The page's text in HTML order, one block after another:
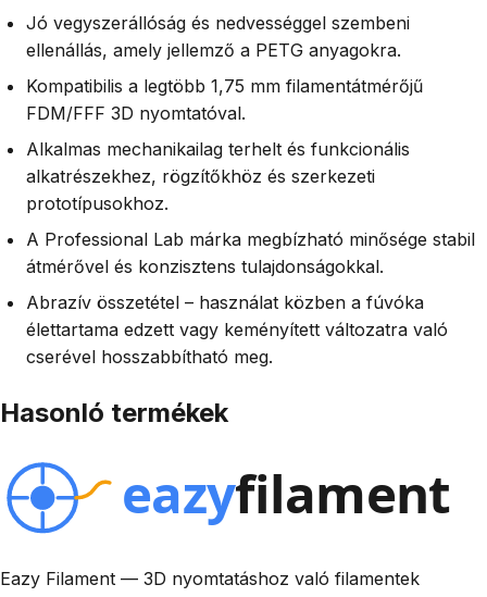
Jó vegyszerállóság és nedvességgel szembeni
ellenállás, amely jellemző a PETG anyagokra.
Kompatibilis a legtöbb 1,75 mm filamentátmérőjű
FDM/FFF 3D nyomtatóval.
Alkalmas mechanikailag terhelt és funkcionális
alkatrészekhez, rögzítőkhöz és szerkezeti
prototípusokhoz.
A Professional Lab márka megbízható minősége stabil
átmérővel és konzisztens tulajdonságokkal.
Abrazív összetétel – használat közben a fúvóka
élettartama edzett vagy keményített változatra való
cserével hosszabbítható meg.
Hasonló termékek
Eazy Filament — 3D nyomtatáshoz való filamentek